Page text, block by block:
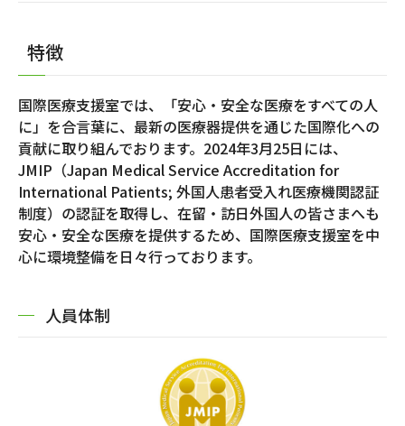
特徴
国際医療支援室では、「安心・安全な医療をすべての人
に」を合言葉に、最新の医療器提供を通じた国際化への
貢献に取り組んでおります。2024年3月25日には、
JMIP（Japan Medical Service Accreditation for
International Patients; 外国人患者受入れ医療機関認証
制度）の認証を取得し、在留・訪日外国人の皆さまへも
安心・安全な医療を提供するため、国際医療支援室を中
心に環境整備を日々行っております。
人員体制